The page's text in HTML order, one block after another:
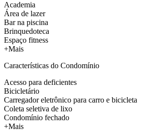
Academia
Área de lazer
Bar na piscina
Brinquedoteca
Espaço fitness
+Mais
Características do Condomínio
Acesso para deficientes
Bicicletário
Carregador eletrônico para carro e bicicleta
Coleta seletiva de lixo
Condomínio fechado
+Mais